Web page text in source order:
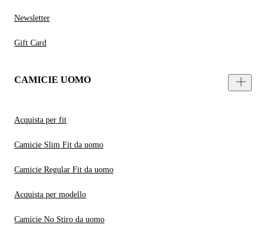
Newsletter
Gift Card
CAMICIE UOMO
Acquista per fit
Camicie Slim Fit da uomo
Camicie Regular Fit da uomo
Acquista per modello
Camicie No Stiro da uomo